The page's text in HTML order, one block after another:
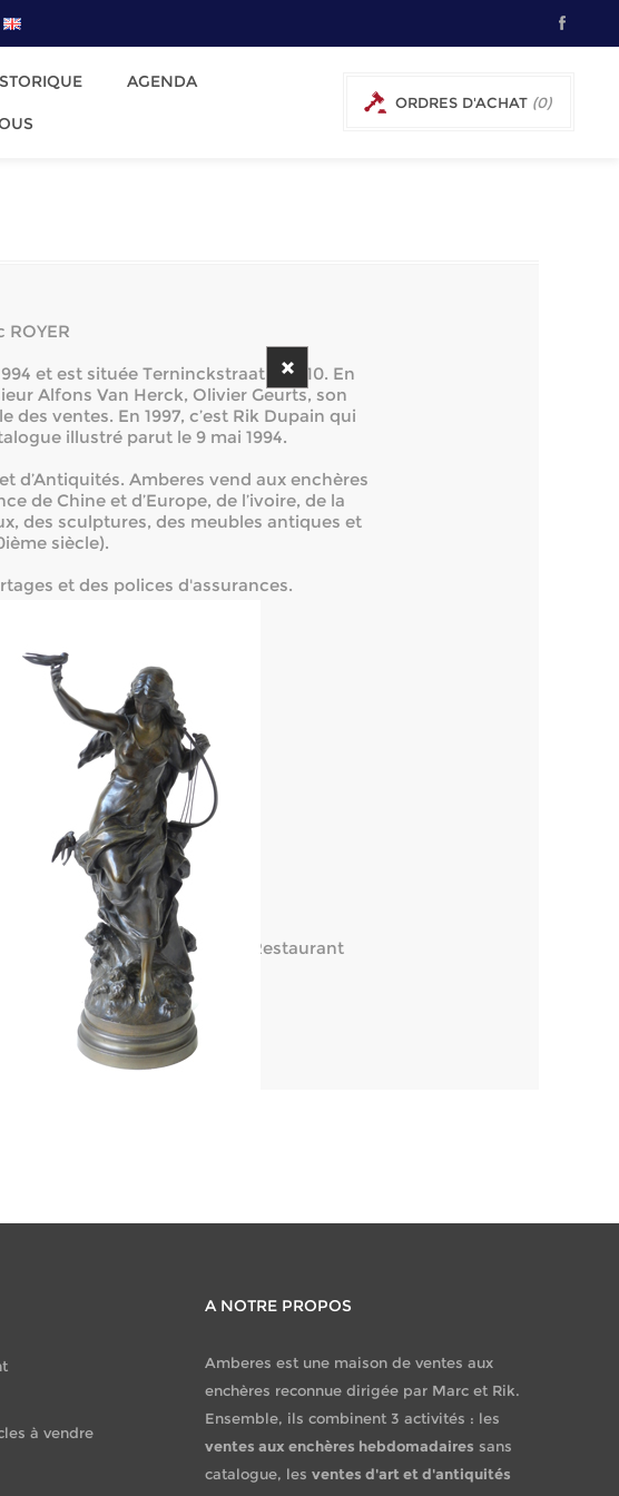
ORDRES D'ACHAT (0)
AGENDA
et est située Terninckstraat 6-8-10. En
Alfons Van Herck, Olivier Geurts, son
ventes. En 1997, c’est Rik Dupain qui
illustré parut le 9 mai 1994.
d’Antiquités. Amberes vend aux enchères
de Chine et d’Europe, de l’ivoire, de la
des sculptures, des meubles antiques et
siècle).
et des polices d'assurances.
aux enchères.
site
Miskom
suite de la faillite de l’Hôtel-Restaurant
à vendre
A NOTRE PROPOS
Amberes est une maison de ventes aux
enchères reconnue dirigée par Marc et Rik.
Ensemble, ils combinent 3 activités : les
ventes aux enchères hebdomadaires sans
catalogue, les ventes d'art et d'antiquités